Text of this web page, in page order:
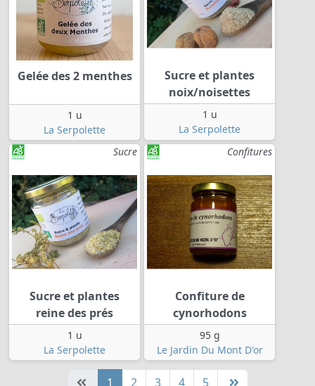
Gelée des 2 menthes
1 u
La Serpolette
Sucre et plantes
noix/noisettes
1 u
La Serpolette
Sucre
Sucre et plantes
reine des prés
1 u
La Serpolette
Confitures
Confiture de
cynorhodons
95 g
Le Jardin Du Mont D'or
1 2 3 4 5